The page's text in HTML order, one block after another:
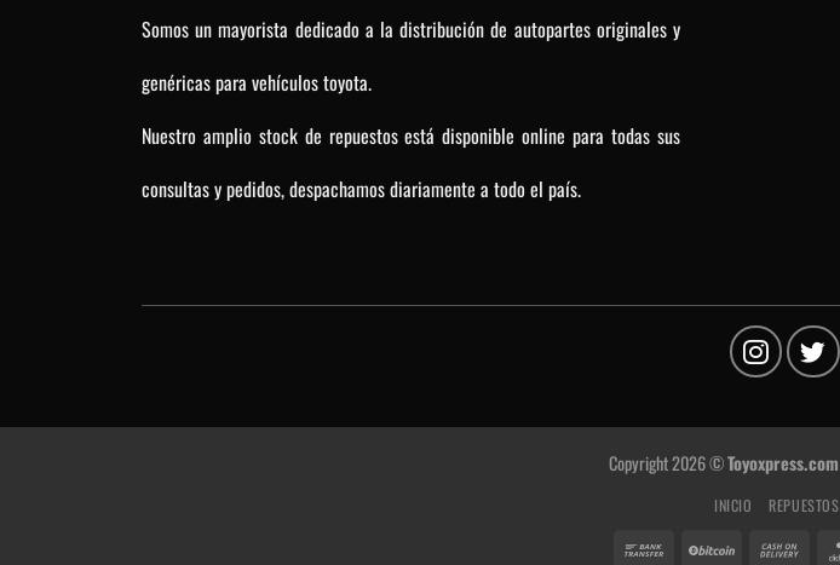
Somos un mayorista dedicado a la distribución de autopartes originales y
genéricas para vehículos toyota.
Nuestro amplio stock de repuestos está disponible online para todas sus
consultas y pedidos, despachamos diariamente a todo el país.
Copyright 2026 ©Toyoxpress.com
INICIO REPUESTOS